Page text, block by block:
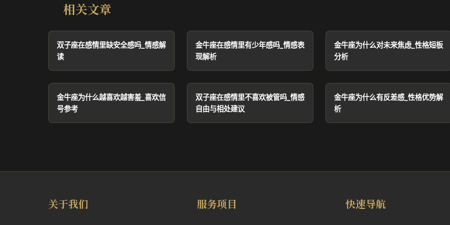
相关文章
双子座在感情里缺安全感吗_情感解
读
金牛座在感情里有少年感吗_情感表
现解析
金牛座为什么对未来焦虑_性格短板
分析
金牛座为什么越喜欢越害羞_喜欢信
号参考
双子座在感情里不喜欢被管吗_情感
自由与相处建议
金牛座为什么有反差感_性格优势解
析
关于我们 服务项目 快速导航